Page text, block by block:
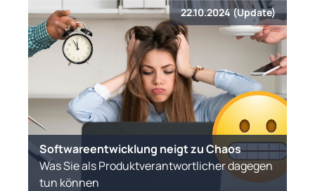
22.10.2024 (Update)
Softwareentwicklung neigt zu Chaos
Was Sie als Produktverantwortlicher dagegen
tun können